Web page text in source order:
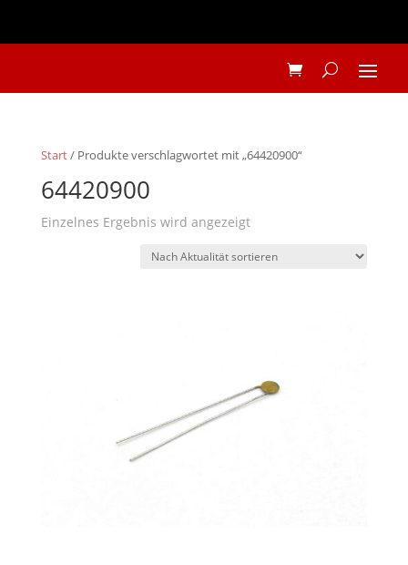
Start/ Produkte verschlagwortet mit „64420900“
64420900
Einzelnes Ergebnis wird angezeigt